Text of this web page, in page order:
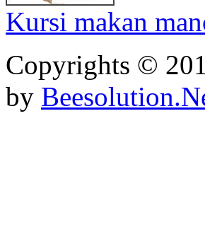
Kursi makan
Copyrights ©
by